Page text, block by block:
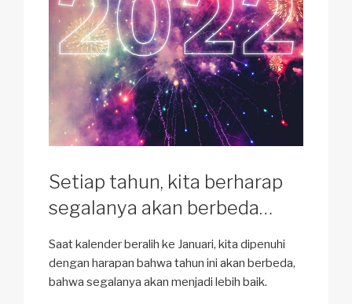
Setiap tahun, kita berharap
segalanya akan berbeda…
Saat kalender beralih ke Januari, kita dipenuhi
dengan harapan bahwa tahun ini akan berbeda,
bahwa segalanya akan menjadi lebih baik.